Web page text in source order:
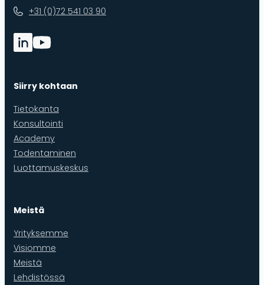
+31 (0)72 541 03 90
Siirry kohtaan
Tietokanta
Konsultointi
Academy
Todentaminen
Luottamuskeskus
Meistä
Yrityksemme
Visiomme
Meistä
Lehdistössä